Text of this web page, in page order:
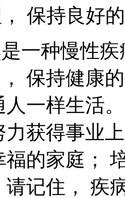
保持良好
一种慢性
保持健康
人一样生活
力获得事业
福的家庭；
请记住， 疾